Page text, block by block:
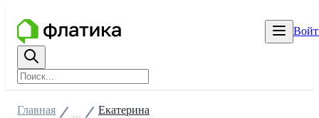
Главная Екатерина